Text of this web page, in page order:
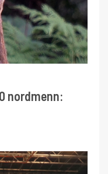
nordmenn: